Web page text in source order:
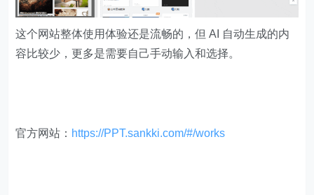
这个网站整体使用体验还是流畅的，但 AI 自动生成的内
容比较少，更多是需要自己手动输入和选择。
官方网站： https://PPT.sankki.com/#/works